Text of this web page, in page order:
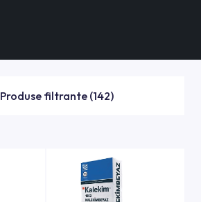
Produse filtrante (142)